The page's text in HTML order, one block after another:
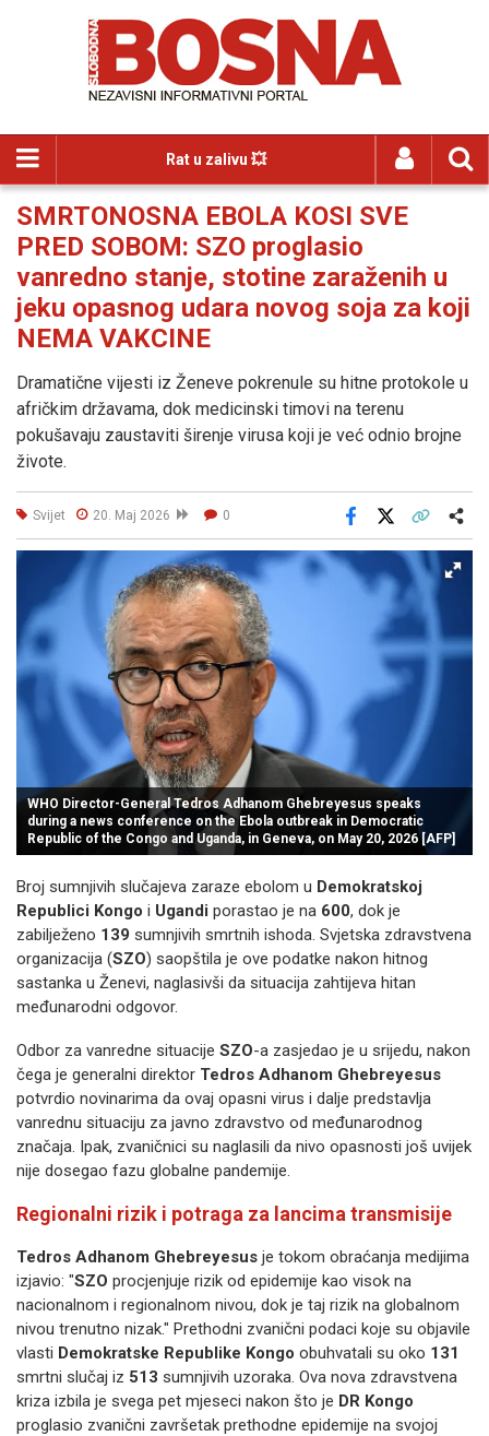
Rat u zalivu 💥
SMRTONOSNA EBOLA KOSI SVE
PRED SOBOM: SZO proglasio
vanredno stanje, stotine zaraženih u
jeku opasnog udara novog soja za koji
NEMA VAKCINE
Dramatične vijesti iz Ženeve pokrenule su hitne protokole u
afričkim državama, dok medicinski timovi na terenu
pokušavaju zaustaviti širenje virusa koji je već odnio brojne
živote.
Svijet 20. Maj 2026 0
Facebook
WHO Director-General Tedros Adhanom Ghebreyesus speaks
during a news conference on the Ebola outbreak in Democratic
Republic of the Congo and Uganda, in Geneva, on May 20, 2026 [AFP]
Broj sumnjivih slučajeva zaraze ebolom u Demokratskoj
Republici Kongo i Ugandi porastao je na 600, dok je
zabilježeno 139 sumnjivih smrtnih ishoda. Svjetska zdravstvena
organizacija (SZO) saopštila je ove podatke nakon hitnog
sastanka u Ženevi, naglasivši da situacija zahtijeva hitan
međunarodni odgovor.
Odbor za vanredne situacije SZO-a zasjedao je u srijedu, nakon
čega je generalni direktor Tedros Adhanom Ghebreyesus
potvrdio novinarima da ovaj opasni virus i dalje predstavlja
vanrednu situaciju za javno zdravstvo od međunarodnog
značaja. Ipak, zvaničnici su naglasili da nivo opasnosti još uvijek
nije dosegao fazu globalne pandemije.
Regionalni rizik i potraga za lancima transmisije
Tedros Adhanom Ghebreyesus je tokom obraćanja medijima
izjavio: "SZO procjenjuje rizik od epidemije kao visok na
nacionalnom i regionalnom nivou, dok je taj rizik na globalnom
nivou trenutno nizak." Prethodni zvanični podaci koje su objavile
vlasti Demokratske Republike Kongo obuhvatali su oko 131
smrtni slučaj iz 513 sumnjivih uzoraka. Ova nova zdravstvena
kriza izbila je svega pet mjeseci nakon što je DR Kongo
proglasio zvanični završetak prethodne epidemije na svojoj